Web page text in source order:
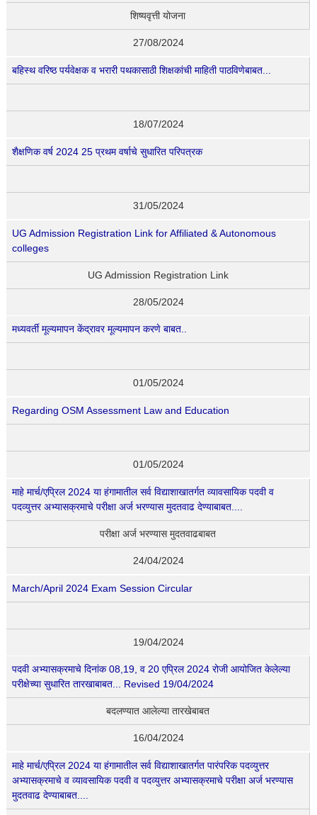
शिष्यवृत्ती योजना
27/08/2024
बहिस्थ वरिष्ठ पर्यवेक्षक व भरारी पथकासाठी शिक्षकांची माहिती पाठविणेबाबत...
18/07/2024
शैक्षणिक वर्ष 2024 25 प्रथम वर्षाचे सुधारित परिपत्रक
31/05/2024
UG Admission Registration Link for Affiliated & Autonomous
colleges
UG Admission Registration Link
28/05/2024
मध्यवर्ती मूल्यमापन केंद्रावर मूल्यमापन करणे बाबत..
01/05/2024
Regarding OSM Assessment Law and Education
01/05/2024
माहे मार्च/एप्रिल 2024 या हंगामातील सर्व विद्याशाखातर्गत व्यावसायिक पदवी व
पदव्युत्तर अभ्यासक्रमाचे परीक्षा अर्ज भरण्यास मुदतवाढ देण्याबाबत....
परीक्षा अर्ज भरण्यास मुदतवाढबाबत
24/04/2024
March/April 2024 Exam Session Circular
19/04/2024
पदवी अभ्यासक्रमाचे दिनांक 08,19, व 20 एप्रिल 2024 रोजी आयोजित केलेल्या
परीक्षेच्या सुधारित तारखाबाबत... Revised 19/04/2024
बदलण्यात आलेल्या तारखेबाबत
16/04/2024
माहे मार्च/एप्रिल 2024 या हंगामातील सर्व विद्याशाखातर्गत पारंपरिक पदव्युत्तर
अभ्यासक्रमाचे व व्यावसायिक पदवी व पदव्युत्तर अभ्यासक्रमाचे परीक्षा अर्ज भरण्यास
मुदतवाढ देण्याबाबत....